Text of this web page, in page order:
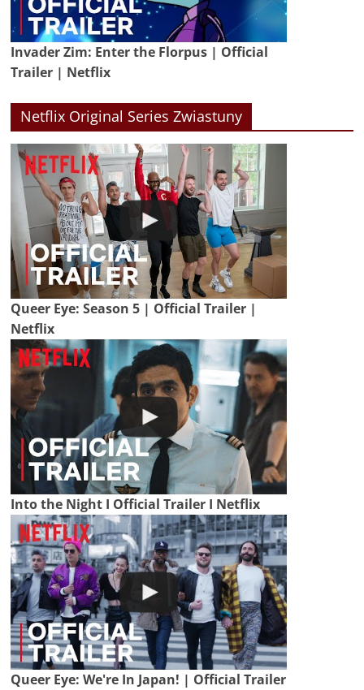
Invader Zim: Enter the Florpus | Official
Trailer | Netflix
Netflix Original Series Zwiastuny
Queer Eye: Season 5 | Official Trailer |
Netflix
Into the Night I Official Trailer I Netflix
Queer Eye: We're In Japan! | Official Trailer